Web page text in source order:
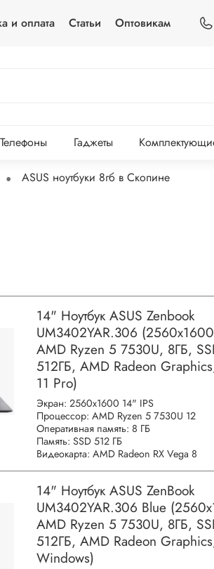
и оплата Статьи Оптовикам
Телефоны Гаджеты
ASUS ноутбуки 8гб в Скопине
14" Ноутбук ASUS Zenbook
UM3402YAR.306
AMD Ryzen 5 7530U, 8ГБ,
512ГБ, AMD Radeon
11 Pro)
Экран: 2560x1600 14" IPS
Процессор: AMD Ryzen 5 7530U 12
Оперативная память: 8 ГБ
Память: SSD 512 ГБ
Видеокарта: AMD Radeon RX Vega 8
14" Ноутбук ASUS ZenBook
UM3402YAR.306 Blue
AMD Ryzen 5 7530U, 8ГБ,
512ГБ, AMD Radeon
Windows)